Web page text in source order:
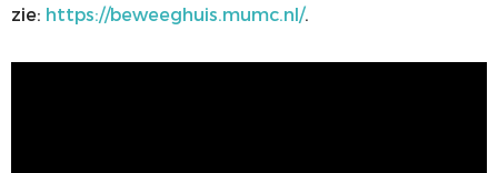
zie: https://beweeghuis.mumc.nl/.